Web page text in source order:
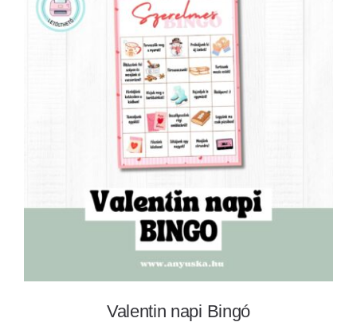
Valentin napi Bingó
Valentin napi Bingó